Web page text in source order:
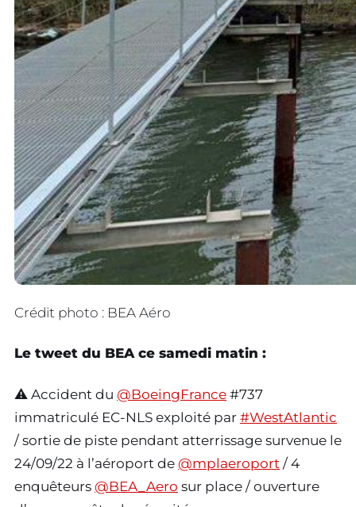
Crédit photo : BEA Aéro
Le tweet du BEA ce samedi matin :
⚠️ Accident du @BoeingFrance #737
immatriculé EC-NLS exploité par #WestAtlantic
/ sortie de piste pendant atterrissage survenue le
24/09/22 à l’aéroport de @mplaeroport / 4
enquêteurs @BEA_Aero sur place / ouverture